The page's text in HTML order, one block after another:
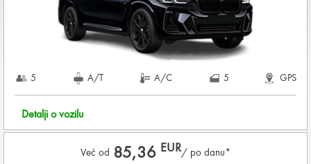
KOMPLETNI USLOVI NAJMA
5 A/T A/C 5 GPS
Detalji o vozilu
Već od 85,36 EUR/ po danu*